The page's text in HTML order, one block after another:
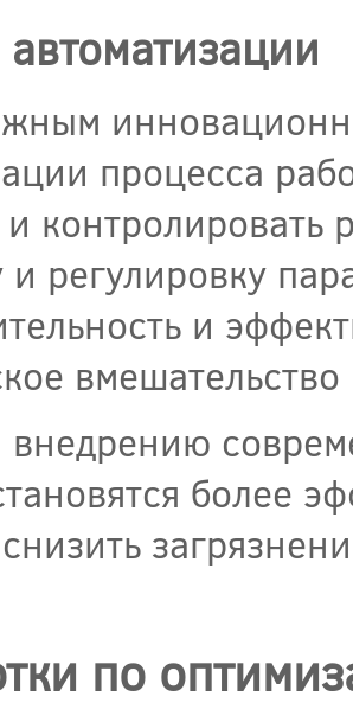
процесса
и
и регулировку
и
внедрению
более
по